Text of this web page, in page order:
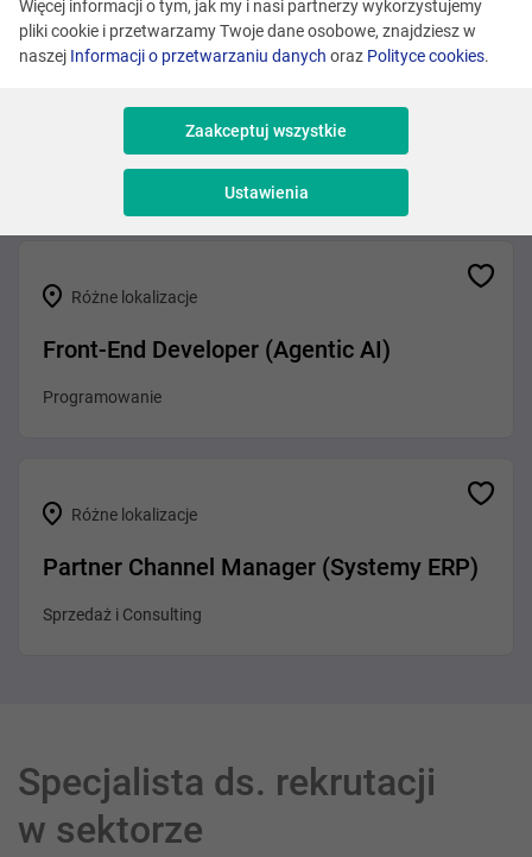
Kraków
Executive Assistant
Różne lokalizacje
Front-End Developer (Agentic AI)
Programowanie
Różne lokalizacje
Partner Channel Manager (Systemy ERP)
Sprzedaż i Consulting
Specjalista ds. rekrutacji
w sektorze
Więcej informacji o tym, jak my i nasi partnerzy wykorzystujemy
pliki cookie i przetwarzamy Twoje dane osobowe, znajdziesz w
naszej Informacji o przetwarzaniu danych oraz Polityce cookies.
Zaakceptuj wszystkie
Ustawienia